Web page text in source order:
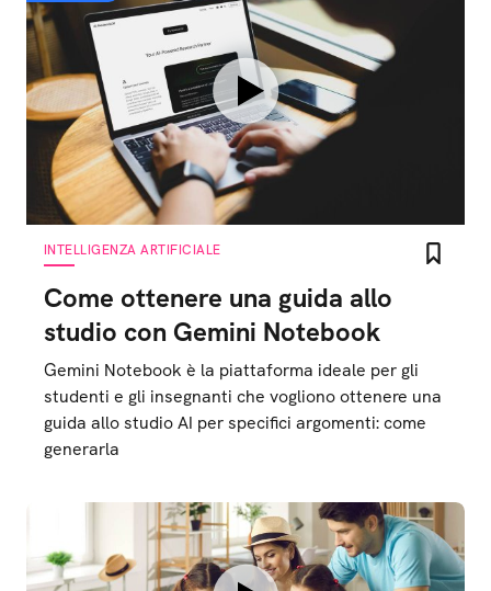
INTELLIGENZA ARTIFICIALE
Come ottenere una guida allo
studio con Gemini Notebook
Gemini Notebook è la piattaforma ideale per gli
studenti e gli insegnanti che vogliono ottenere una
guida allo studio AI per specifici argomenti: come
generarla